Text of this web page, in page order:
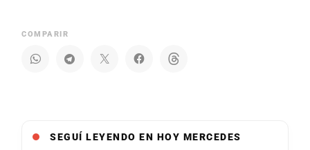
COMPARIR
SEGUÍ LEYENDO EN HOY MERCEDES